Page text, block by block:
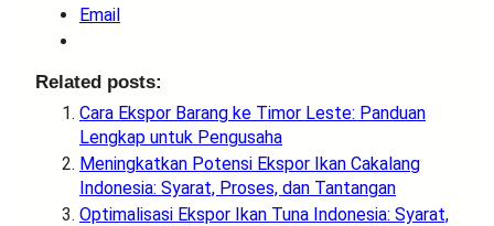
Email
Related posts:
Cara Ekspor Barang ke Timor Leste: Panduan
Lengkap untuk Pengusaha
Meningkatkan Potensi Ekspor Ikan Cakalang
Indonesia: Syarat, Proses, dan Tantangan
Optimalisasi Ekspor Ikan Tuna Indonesia: Syarat,